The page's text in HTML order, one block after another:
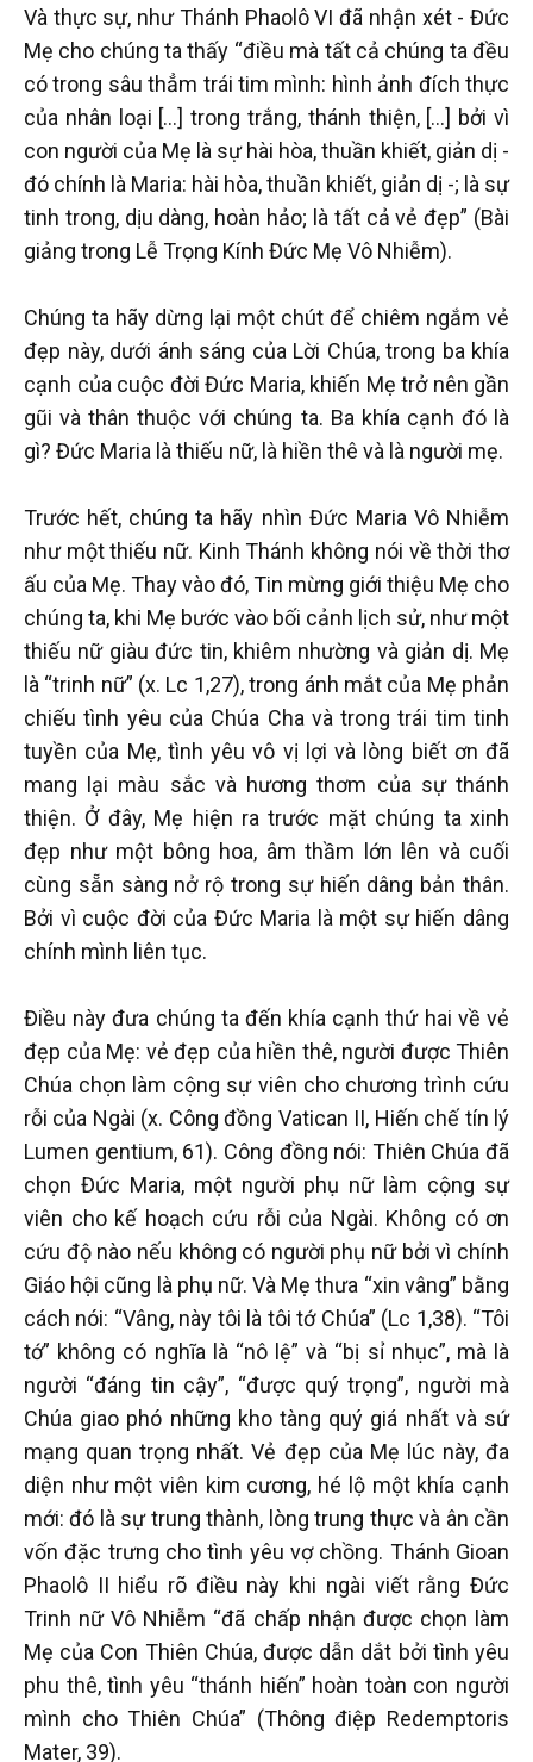
Và thực sự, như Thánh Phaolô VI đã nhận xét - Đức
Mẹ cho chúng ta thấy “điều mà tất cả chúng ta đều
có trong sâu thẳm trái tim mình: hình ảnh đích thực
của nhân loại […] trong trắng, thánh thiện, […] bởi vì
con người của Mẹ là sự hài hòa, thuần khiết, giản dị -
đó chính là Maria: hài hòa, thuần khiết, giản dị -; là sự
tinh trong, dịu dàng, hoàn hảo; là tất cả vẻ đẹp” (Bài
giảng trong Lễ Trọng Kính Đức Mẹ Vô Nhiễm).
Chúng ta hãy dừng lại một chút để chiêm ngắm vẻ
đẹp này, dưới ánh sáng của Lời Chúa, trong ba khía
cạnh của cuộc đời Đức Maria, khiến Mẹ trở nên gần
gũi và thân thuộc với chúng ta. Ba khía cạnh đó là
gì? Đức Maria là thiếu nữ, là hiền thê và là người mẹ.
Trước hết, chúng ta hãy nhìn Đức Maria Vô Nhiễm
như một thiếu nữ. Kinh Thánh không nói về thời thơ
ấu của Mẹ. Thay vào đó, Tin mừng giới thiệu Mẹ cho
chúng ta, khi Mẹ bước vào bối cảnh lịch sử, như một
thiếu nữ giàu đức tin, khiêm nhường và giản dị. Mẹ
là “trinh nữ” (x. Lc 1,27), trong ánh mắt của Mẹ phản
chiếu tình yêu của Chúa Cha và trong trái tim tinh
tuyền của Mẹ, tình yêu vô vị lợi và lòng biết ơn đã
mang lại màu sắc và hương thơm của sự thánh
thiện. Ở đây, Mẹ hiện ra trước mặt chúng ta xinh
đẹp như một bông hoa, âm thầm lớn lên và cuối
cùng sẵn sàng nở rộ trong sự hiến dâng bản thân.
Bởi vì cuộc đời của Đức Maria là một sự hiến dâng
chính mình liên tục.
Điều này đưa chúng ta đến khía cạnh thứ hai về vẻ
đẹp của Mẹ: vẻ đẹp của hiền thê, người được Thiên
Chúa chọn làm cộng sự viên cho chương trình cứu
rỗi của Ngài (x. Công đồng Vatican II, Hiến chế tín lý
Lumen gentium, 61). Công đồng nói: Thiên Chúa đã
chọn Đức Maria, một người phụ nữ làm cộng sự
viên cho kế hoạch cứu rỗi của Ngài. Không có ơn
cứu độ nào nếu không có người phụ nữ bởi vì chính
Giáo hội cũng là phụ nữ. Và Mẹ thưa “xin vâng” bằng
cách nói: “Vâng, này tôi là tôi tớ Chúa” (Lc 1,38). “Tôi
tớ” không có nghĩa là “nô lệ” và “bị sỉ nhục”, mà là
người “đáng tin cậy”, “được quý trọng”, người mà
Chúa giao phó những kho tàng quý giá nhất và sứ
mạng quan trọng nhất. Vẻ đẹp của Mẹ lúc này, đa
diện như một viên kim cương, hé lộ một khía cạnh
mới: đó là sự trung thành, lòng trung thực và ân cần
vốn đặc trưng cho tình yêu vợ chồng. Thánh Gioan
Phaolô II hiểu rõ điều này khi ngài viết rằng Đức
Trinh nữ Vô Nhiễm “đã chấp nhận được chọn làm
Mẹ của Con Thiên Chúa, được dẫn dắt bởi tình yêu
phu thê, tình yêu “thánh hiến” hoàn toàn con người
mình cho Thiên Chúa” (Thông điệp Redemptoris
Mater, 39).